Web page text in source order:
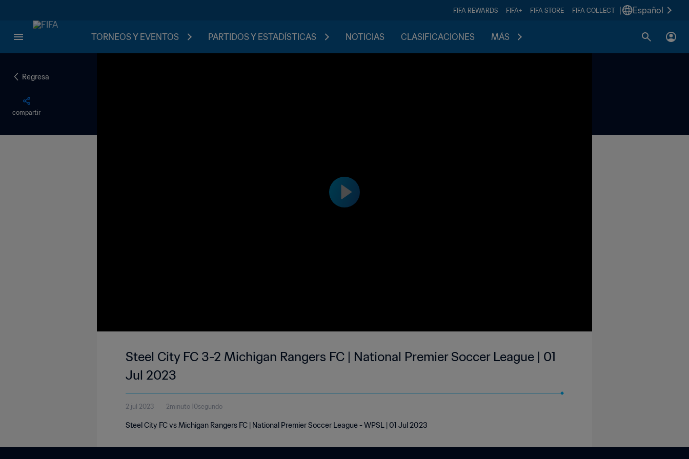
FIFA REWARDS FIFA+ FIFA STORE FIFA COLLECT Español
TORNEOS Y EVENTOS PARTIDOS Y ESTADÍSTICAS NOTICIAS CLASIFICACIONES MÁS
Regresa
compartir
Steel City FC 3-2 Michigan Rangers FC | National Premier Soccer League | 01
Jul 2023
2 jul 2023 2minuto 10segundo
Steel City FC vs Michigan Rangers FC | National Premier Soccer League - WPSL | 01 Jul 2023